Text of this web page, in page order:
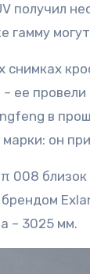
гамму
снимках
ее
в
он
008
– 3025 мм.